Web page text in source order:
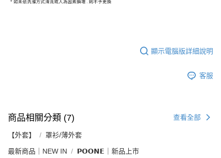
顯示電腦版詳細說明
客服
商品相關分類 (7) 查看全部
【外套】 罩衫/薄外套
最新商品｜NEW IN 𝗣𝗢𝗢𝗡𝗘｜新品上市